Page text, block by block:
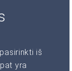
iš
yra